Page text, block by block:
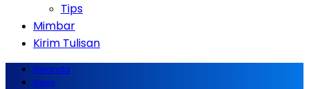
Tips
Mimbar
Kirim Tulisan
Beranda
News